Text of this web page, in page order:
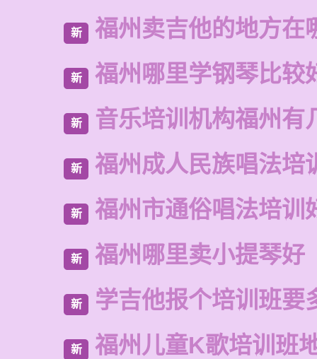
新 福州卖吉他的地方在
新 福州哪里学钢琴比较
新 音乐培训机构福州有
新 福州成人民族唱法培
新 福州市通俗唱法培训
新 福州哪里卖小提琴好
新 学吉他报个培训班要
新 福州儿童K歌培训班